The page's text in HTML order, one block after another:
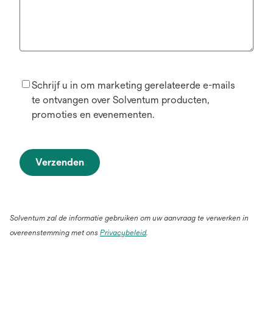
Schrijf u in om marketing gerelateerde e-mails
te ontvangen over Solventum producten,
promoties en evenementen.
Verzenden
Solventum zal de informatie gebruiken om uw aanvraag te verwerken in
overeenstemming met ons Privacybeleid.